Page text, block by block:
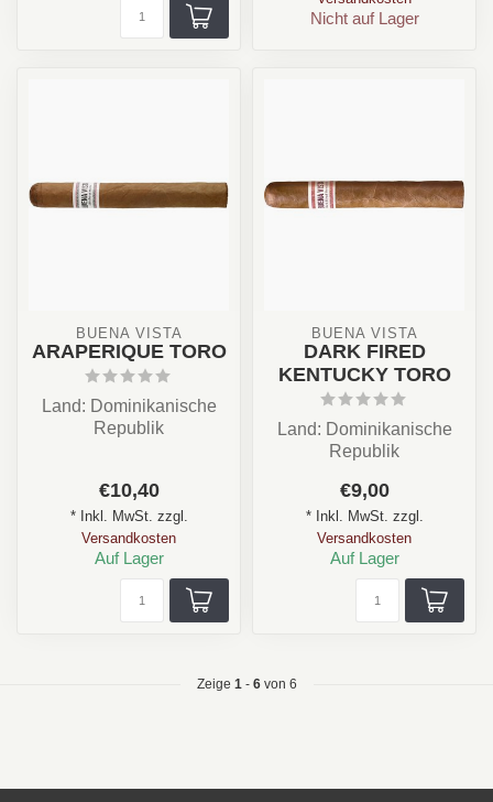
Nicht auf Lager
BUENA VISTA
ARAPERIQUE TORO
Land: Dominikanische
Republik
Süss, Frucht...
€10,40
* Inkl. MwSt. zzgl.
Versandkosten
Auf Lager
BUENA VISTA
DARK FIRED
KENTUCKY TORO
Land: Dominikanische
Republik
Aroma: Cremig, Erdig,
Holz, Süss,...
€9,00
* Inkl. MwSt. zzgl.
Versandkosten
Auf Lager
Zeige 1 - 6von 6